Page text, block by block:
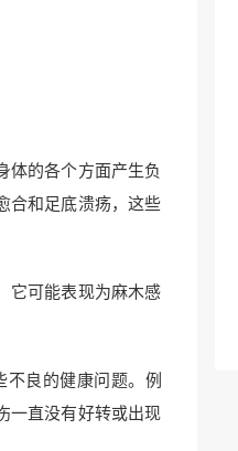
体的各个方面产生负
合和足底溃疡，这些
它可能表现为麻木感
良的健康问题。例
一直没有好转或出现